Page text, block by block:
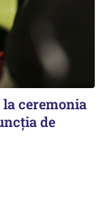
la ceremonia
de